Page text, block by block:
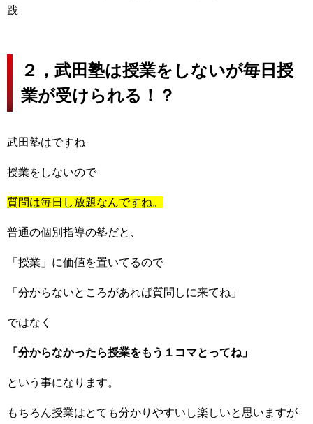
践
２，武田塾は授業をしないが毎日授
業が受けられる！？
武田塾はですね
授業をしないので
質問は毎日し放題なんですね。
普通の個別指導の塾だと、
「授業」に価値を置いてるので
「分からないところがあれば質問しに来てね」
ではなく
「分からなかったら授業をもう１コマとってね」
という事になります。
もちろん授業はとても分かりやすいし楽しいと思いますが